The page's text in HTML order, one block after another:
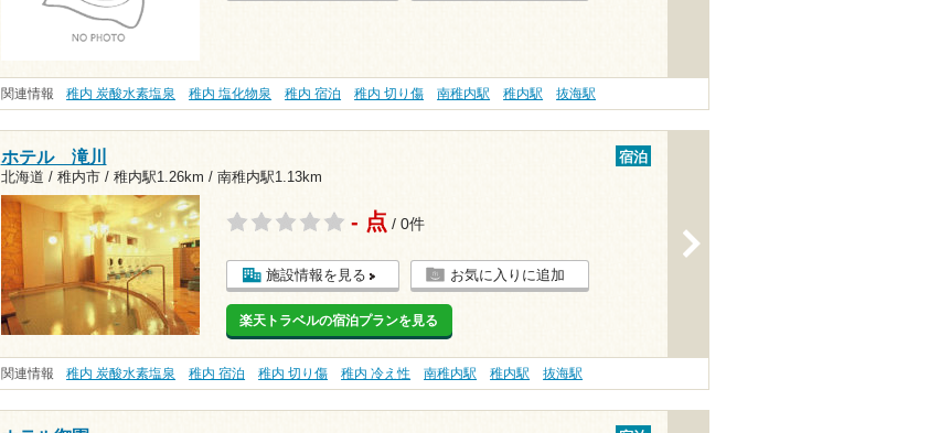
関連情報 稚内 炭酸水素塩泉 稚内 塩化物泉 稚内 宿泊 稚内 切り傷 南稚内駅 稚内駅 抜海駅
ホテル 滝川
北海道 / 稚内市 / 稚内駅1.26km / 南稚内駅1.13km
宿泊
- 点 / 0件
施設情報を見る お気に入りに追加
楽天トラベルの宿泊プランを見る
関連情報 稚内 炭酸水素塩泉 稚内 宿泊 稚内 切り傷 稚内 冷え性 南稚内駅 稚内駅 抜海駅